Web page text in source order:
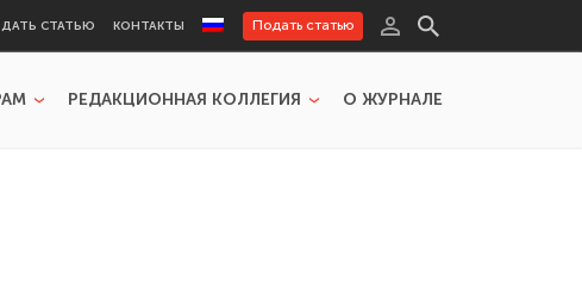
СТАТЬЮ КОНТАКТЫ Подать статью
РЕДАКЦИОННАЯ КОЛЛЕГИЯ О ЖУРНАЛЕ